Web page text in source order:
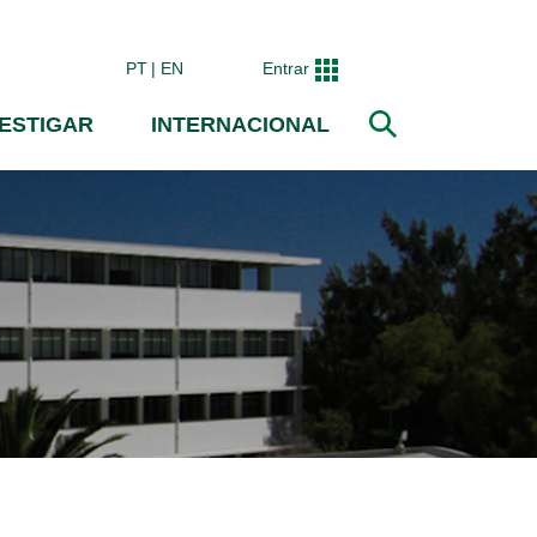
PT EN Entrar
INTERNACIONAL